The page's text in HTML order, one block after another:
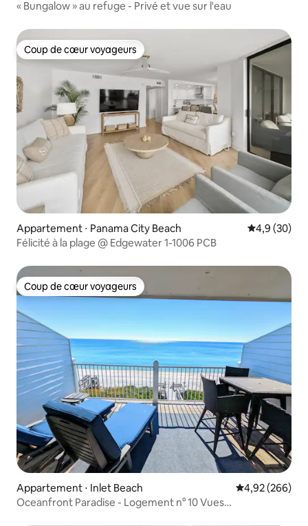
« Bungalow » au refuge - Privé et vue sur l'eau
Coup de cœur voyageurs
Coup de cœur voyageurs
Appartement ⋅ Panama City Beach Évaluation
4,9 (30)
Félicité à la plage @ Edgewater 1-1006 PCB
Coup de cœur voyageurs
Coup de cœur voyageurs
Appartement ⋅ Inlet Beach Évaluation
4,92 (266)
Oceanfront Paradise - Logement n° 10 Vues